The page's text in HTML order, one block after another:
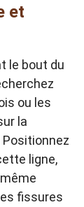
et
le bout du
ou les
la
ligne,
fissures